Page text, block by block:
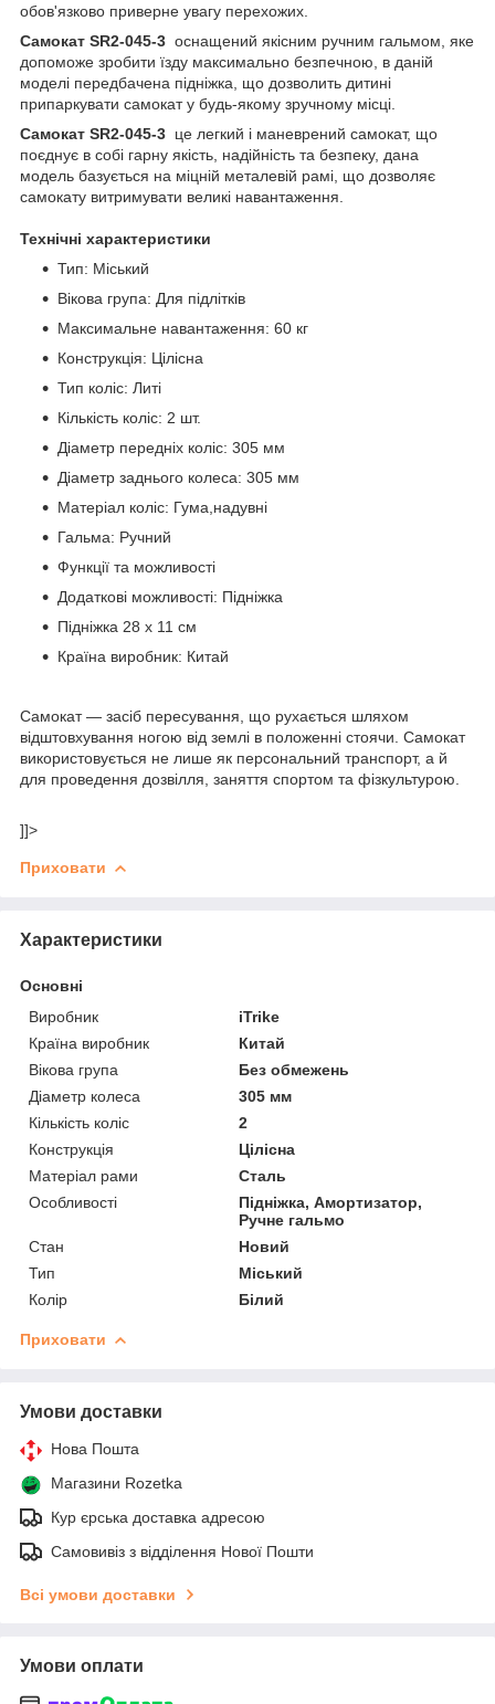
обов'язково приверне увагу перехожих.
Самокат SR2-045-3 оснащений якісним ручним гальмом, яке
допоможе зробити їзду максимально безпечною, в даній
моделі передбачена підніжка, що дозволить дитині
припаркувати самокат у будь-якому зручному місці.
Самокат SR2-045-3 це легкий і маневрений самокат, що
поєднує в собі гарну якість, надійність та безпеку, дана
модель базується на міцній металевій рамі, що дозволяє
самокату витримувати великі навантаження.
Технічні характеристики
Тип: Міський
Вікова група: Для підлітків
Максимальне навантаження: 60 кг
Конструкція: Цілісна
Тип коліс: Литі
Кількість коліс: 2 шт.
Діаметр передніх коліс: 305 мм
Діаметр заднього колеса: 305 мм
Матеріал коліс: Гума,надувні
Гальма: Ручний
Функції та можливості
Додаткові можливості: Підніжка
Підніжка 28 х 11 см
Країна виробник: Китай
Самокат — засіб пересування, що рухається шляхом
відштовхування ногою від землі в положенні стоячи. Самокат
використовується не лише як персональний транспорт, а й
для проведення дозвілля, заняття спортом та фізкультурою.
]]>
Приховати
Характеристики
Основні
Виробник
iTrike
Країна виробник
Китай
Вікова група
Без обмежень
Діаметр колеса
305 мм
Кількість коліс
2
Конструкція
Цілісна
Матеріал рами
Сталь
Особливості
Підніжка, Амортизатор,
Ручне гальмо
Стан
Новий
Тип
Міський
Колір
Білий
Приховати
Умови доставки
Нова Пошта
Магазини Rozetka
Кур єрська доставка адресою
Самовивіз з відділення Нової Пошти
Всі умови доставки
Умови оплати